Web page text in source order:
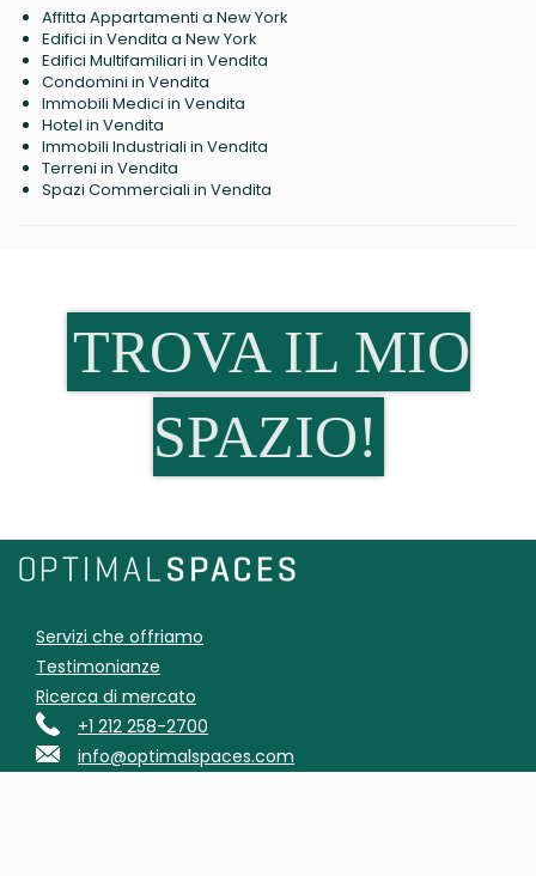
Affitta Appartamenti a New York
Edifici in Vendita a New York
Edifici Multifamiliari in Vendita
Condomini in Vendita
Immobili Medici in Vendita
Hotel in Vendita
Immobili Industriali in Vendita
Terreni in Vendita
Spazi Commerciali in Vendita
TROVA IL MIO
SPAZIO!
Servizi che offriamo
Testimonianze
Ricerca di mercato
+1 212 258-2700
info@optimalspaces.com